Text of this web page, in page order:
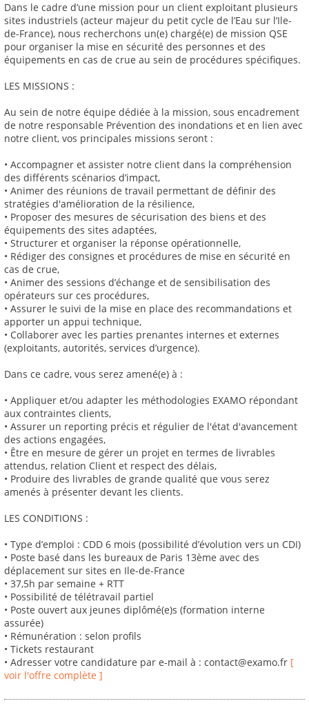
Dans le cadre d’une mission pour un client exploitant plusieurs
sites industriels (acteur majeur du petit cycle de l’Eau sur l’Ile-
de-France), nous recherchons un(e) chargé(e) de mission QSE
pour organiser la mise en sécurité des personnes et des
équipements en cas de crue au sein de procédures spécifiques.
LES MISSIONS :
Au sein de notre équipe dédiée à la mission, sous encadrement
de notre responsable Prévention des inondations et en lien avec
notre client, vos principales missions seront :
• Accompagner et assister notre client dans la compréhension
des différents scénarios d’impact,
• Animer des réunions de travail permettant de définir des
stratégies d'amélioration de la résilience,
• Proposer des mesures de sécurisation des biens et des
équipements des sites adaptées,
• Structurer et organiser la réponse opérationnelle,
• Rédiger des consignes et procédures de mise en sécurité en
cas de crue,
• Animer des sessions d’échange et de sensibilisation des
opérateurs sur ces procédures,
• Assurer le suivi de la mise en place des recommandations et
apporter un appui technique,
• Collaborer avec les parties prenantes internes et externes
(exploitants, autorités, services d’urgence).
Dans ce cadre, vous serez amené(e) à :
• Appliquer et/ou adapter les méthodologies EXAMO répondant
aux contraintes clients,
• Assurer un reporting précis et régulier de l'état d'avancement
des actions engagées,
• Être en mesure de gérer un projet en termes de livrables
attendus, relation Client et respect des délais,
• Produire des livrables de grande qualité que vous serez
amenés à présenter devant les clients.
LES CONDITIONS :
• Type d’emploi : CDD 6 mois (possibilité d’évolution vers un CDI)
• Poste basé dans les bureaux de Paris 13ème avec des
déplacement sur sites en Ile-de-France
• 37,5h par semaine + RTT
• Possibilité de télétravail partiel
• Poste ouvert aux jeunes diplômé(e)s (formation interne
assurée)
• Rémunération : selon profils
• Tickets restaurant
• Adresser votre candidature par e-mail à : contact@examo.fr [
voir l'offre complète ]